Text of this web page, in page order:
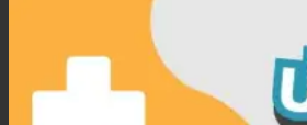
ประกันสุขภาพเหมาจ่
ประกันสุขภาพเด็กเล็ก
ประกันวางแผนคลอ
ประกันมะเร็ง